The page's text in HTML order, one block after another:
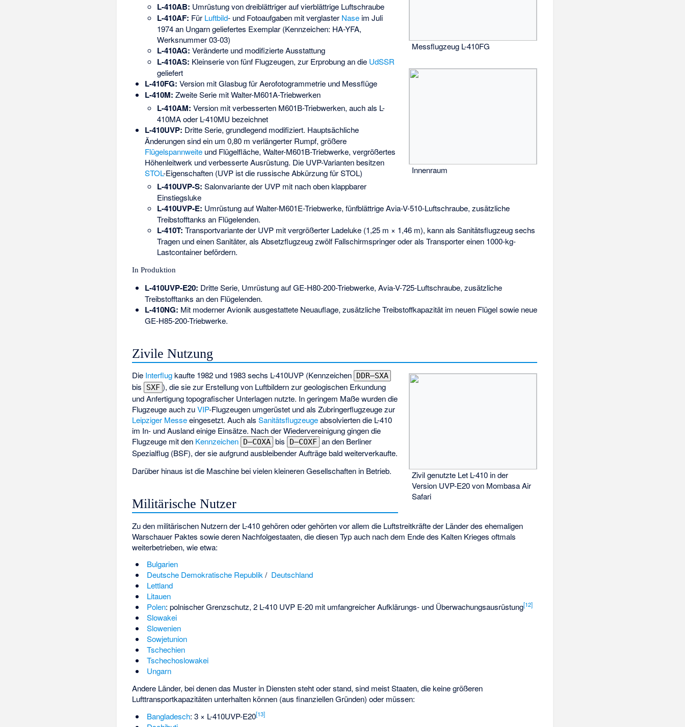
Messflugzeug L-410FG
Innenraum
L-410AB: Umrüstung von dreiblättriger auf vierblättrige Luftschraube
L-410AF: Für Luftbild- und Fotoaufgaben mit verglaster Nase im Juli
1974 an Ungarn geliefertes Exemplar (Kennzeichen: HA-YFA,
Werksnummer 03-03)
L-410AG: Veränderte und modifizierte Ausstattung
L-410AS: Kleinserie von fünf Flugzeugen, zur Erprobung an die UdSSR
geliefert
L-410FG: Version mit Glasbug fürAerofotogrammetrieund Messflüge
L-410M: Zweite Serie mit Walter-M601A-Triebwerken
L-410AM: Version mit verbesserten M601B-Triebwerken, auch als L-
410MA oder L-410MU bezeichnet
L-410UVP: Dritte Serie, grundlegend modifiziert. Hauptsächliche
Änderungen sind ein um 0,80 m verlängerter Rumpf, größere
Flügelspannweiteund Flügelfläche, Walter-M601B-Triebwerke, vergrößertes
Höhenleitwerk und verbesserte Ausrüstung. Die UVP-Varianten besitzen
STOL-Eigenschaften (UVP ist die russische Abkürzung für STOL)
L-410UVP-S: Salonvariante der UVP mit nach oben klappbarer
Einstiegsluke
L-410UVP-E: Umrüstung auf Walter-M601E-Triebwerke, fünfblättrige Avia-V-510-Luftschraube, zusätzliche
Treibstofftanks an Flügelenden.
L-410T: Transportvariante der UVP mit vergrößerter Ladeluke (1,25 m × 1,46 m), kann als Sanitätsflugzeugsechs
Tragen und einen Sanitäter, als Absetzflugzeug zwölf Fallschirmspringer oder als Transporter einen 1000-kg-
Lastcontainer befördern.
In Produktion
L-410UVP-E20: Dritte Serie, Umrüstung auf GE-H80-200-Triebwerke, Avia-V-725-Luftschraube, zusätzliche
Treibstofftanks an den Flügelenden.
L-410NG: Mit moderner Avionik ausgestattete Neuauflage, zusätzliche Treibstoffkapazität im neuen Flügel sowie neue
GE-H85-200-Triebwerke.
Zivile Nutzung
Zivil genutzte Let L-410 in der
Version UVP-E20 von Mombasa Air
Safari
Die Interflugkaufte 1982 und 1983 sechs L-410UVP (Kennzeichen DDR–SXA
bis SXF ), die sie zur Erstellung von Luftbildern zur geologischen Erkundung
und Anfertigung topografischer Unterlagen nutzte. In geringem Maße wurden die
Flugzeuge auch zuVIP-Flugzeugen umgerüstet und als Zubringerflugzeuge zur
Leipziger Messeeingesetzt. Auch alsSanitätsflugzeugeabsolvierten die L-410
im In- und Ausland einige Einsätze. Nach der Wiedervereinigung gingen die
Flugzeuge mit den Kennzeichen D–COXA bis D–COXF an den Berliner
Spezialflug (BSF), der sie aufgrund ausbleibender Aufträge bald weiterverkaufte.
Darüber hinaus ist die Maschine bei vielen kleineren Gesellschaften in Betrieb.
Militärische Nutzer
Zu den militärischen Nutzern der L-410 gehören oder gehörten vor allem die Luftstreitkräfte der Länder des ehemaligen
Warschauer Paktes sowie deren Nachfolgestaaten, die diesen Typ auch nach dem Ende des Kalten Krieges oftmals
weiterbetrieben, wie etwa:
Bulgarien
Deutsche Demokratische Republik / Deutschland
Lettland
Litauen
Polen: polnischer Grenzschutz, 2 L-410 UVP E-20 mit umfangreicher Aufklärungs- und Überwachungsausrüstung[12]
Slowakei
Slowenien
Sowjetunion
Tschechien
Tschechoslowakei
Ungarn
Andere Länder, bei denen das Muster in Diensten steht oder stand, sind meist Staaten, die keine größeren
Lufttransportkapazitäten unterhalten können (aus finanziellen Gründen) oder müssen:
Bangladesch: 3 × L-410UVP-E20[13]